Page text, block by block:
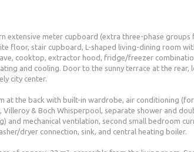
extensive meter cupboard (extra three-phase
floor, stair cupboard, L-shaped living-dining room
cooktop, extractor hood, fridge/freezer
and cooling. Door to the sunny terrace at the rear,
city center.
at the back with built-in wardrobe, air conditioning
& Boch Whisperpool, separate shower and
and mechanical ventilation, second small bedroom
dryer connection, sink, and central heating boiler.